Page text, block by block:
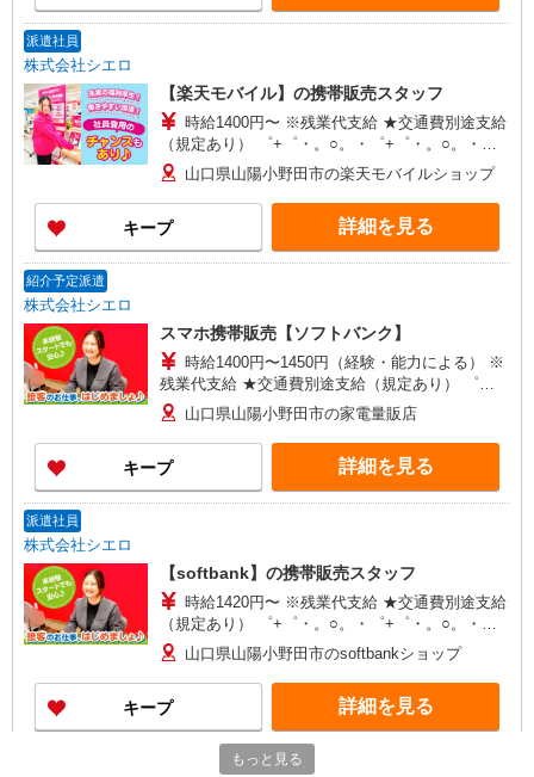
+゜・。○。・゜+゜
派遣社員
株式会社シエロ
【楽天モバイル】の携帯販売スタッフ
時給1400円〜 ※残業代支給 ★交通費別途支給
（規定あり） ゜+゜・。○。・゜+゜・。○。・゜
+゜ 入社祝い金10万円支給(規定有) お友達を紹介
頂くと, インセンティブ支給(規定有) ★月2回払
い・週払い可能（規程有）★ ゜・。○。・゜
+゜・。○。・゜+゜
山口県山陽小野田市の楽天モバイルショップ
キープ 詳細を見る
紹介予定派遣
株式会社シエロ
スマホ携帯販売【ソフトバンク】
時給1400円〜1450円（経験・能力による） ※
残業代支給 ★交通費別途支給（規定あり） ゜
+゜・。○。・゜+゜・。○。・゜+゜ 入社祝い金10
万円支給(規定有) お友達を紹介頂くと, インセンテ
ィブ支給(規定有) ★月2回払い・週払い可能（規程
有）★ ゜・。○。・゜+゜・。○。・゜+゜
山口県山陽小野田市の家電量販店
キープ 詳細を見る
派遣社員
株式会社シエロ
【softbank】の携帯販売スタッフ
時給1420円〜 ※残業代支給 ★交通費別途支給
（規定あり） ゜+゜・。○。・゜+゜・。○。・゜
+゜ 入社祝い金10万円支給(規定有) お友達を紹介
頂くと, インセンティブ支給(規定有) ★月2回払
い・週払い可能（規程有）★ ゜・。○。・゜
+゜・。○。・゜+゜
山口県山陽小野田市のsoftbankショップ
キープ 詳細を見る
もっと見る